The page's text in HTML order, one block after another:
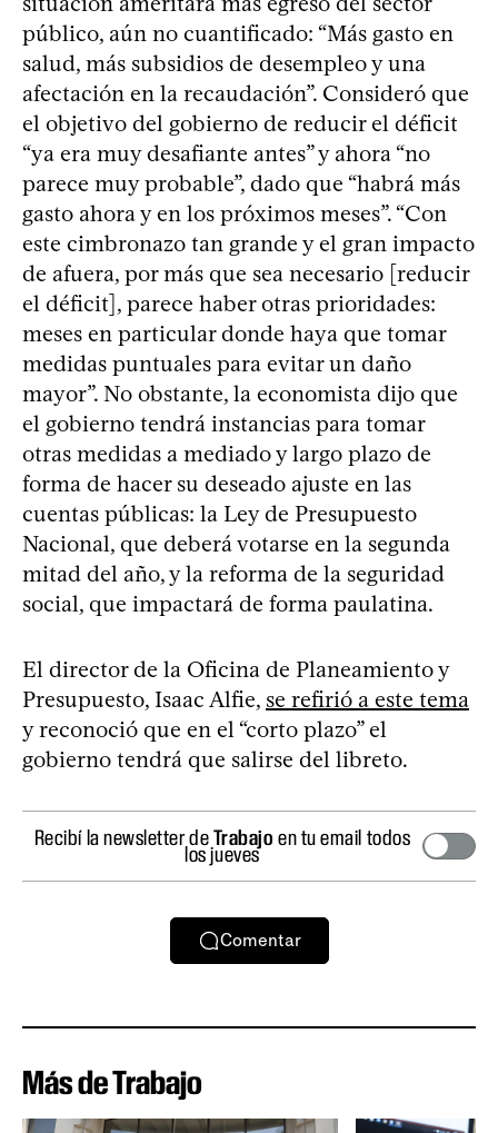
público, aún no cuantificado: “Más gasto en
salud, más subsidios de desempleo y una
afectación en la recaudación”. Consideró que
el objetivo del gobierno de reducir el déficit
“ya era muy desafiante antes” y ahora “no
parece muy probable”, dado que “habrá más
gasto ahora y en los próximos meses”. “Con
este cimbronazo tan grande y el gran impacto
de afuera, por más que sea necesario [reducir
el déficit], parece haber otras prioridades:
meses en particular donde haya que tomar
medidas puntuales para evitar un daño
mayor”. No obstante, la economista dijo que
el gobierno tendrá instancias para tomar
otras medidas a mediado y largo plazo de
forma de hacer su deseado ajuste en las
cuentas públicas: la Ley de Presupuesto
Nacional, que deberá votarse en la segunda
mitad del año, y la reforma de la seguridad
social, que impactará de forma paulatina.
El director de la Oficina de Planeamiento y
Presupuesto, Isaac Alfie, se refirió a este tema
y reconoció que en el “corto plazo” el
gobierno tendrá que salirse del libreto.
Recibí la newsletter deTrabajo en tu email todos
los jueves
Comentar
Más de Trabajo